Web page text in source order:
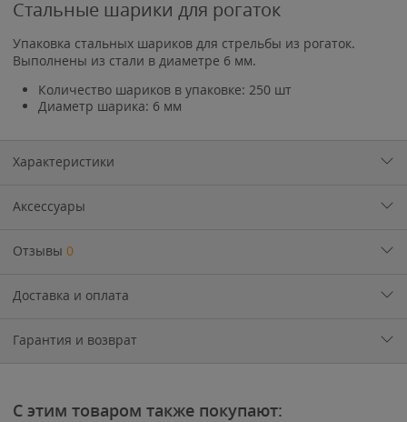
Стальные шарики для рогаток
Упаковка стальных шариков для стрельбы из рогаток.
Выполнены из стали в диаметре 6 мм.
Количество шариков в упаковке: 250 шт
Диаметр шарика: 6 мм
Характеристики
Аксессуары
Отзывы 0
Доставка и оплата
Гарантия и возврат
С этим товаром также покупают: